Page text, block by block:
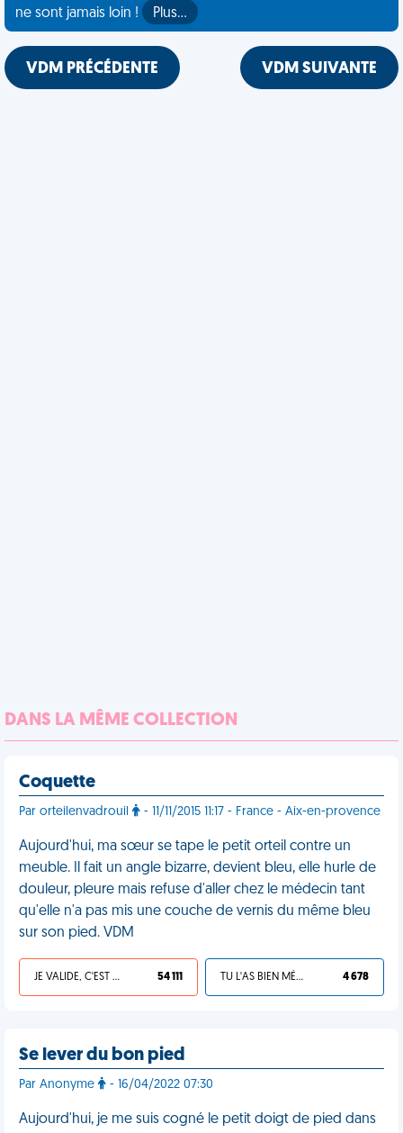
ne sont jamais loin !
Plus…
VDM PRÉCÉDENTE VDM SUIVANTE
DANS LA MÊME COLLECTION
Coquette
Par orteilenvadrouil - 11/11/2015 11:17 - France - Aix-en-provence
Aujourd'hui, ma sœur se tape le petit orteil contre un
meuble. Il fait un angle bizarre, devient bleu, elle hurle de
douleur, pleure mais refuse d'aller chez le médecin tant
qu'elle n'a pas mis une couche de vernis du même bleu
sur son pied. VDM
JE VALIDE, C'EST UNE VDM 54 111 TU L'AS BIEN MÉRITÉ 4 678
Se lever du bon pied
Par Anonyme - 16/04/2022 07:30
Aujourd'hui, je me suis cogné le petit doigt de pied dans